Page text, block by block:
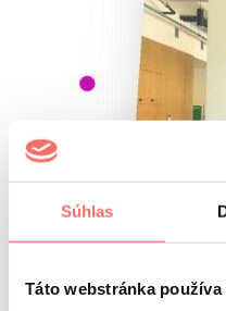
Súhlas
Táto webstránka